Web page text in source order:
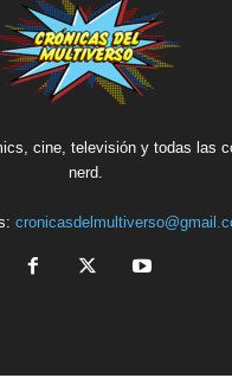
cine, televisión y todas las
nerd.